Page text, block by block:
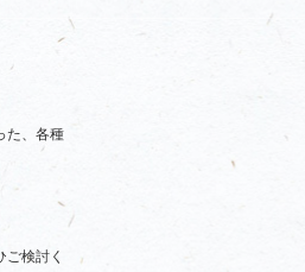
た、各種
検討く